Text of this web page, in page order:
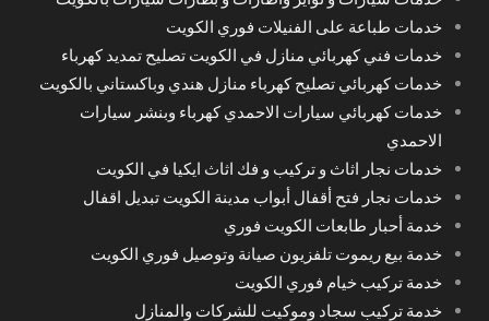
خدمات طباعة على الفنيلات فوري الكويت
خدمات فني كهربائي منازل في الكويت تصليح تمديد كهرباء
خدمات كهربائي تصليح كهرباء منازل هندي وباكستاني بالكويت
خدمات كهربائي سيارات الاحمدي كهرباء وبنشر سيارات
الاحمدي
خدمات نجار اثاث و تركيب و فك اثاث ايكيا في الكويت
خدمات نجار فتح أقفال أبواب مدينة الكويت تبديل اقفال
خدمة أحبار طابعات الكويت فوري
خدمة بيع ريموت تلفزيون صيانة وتوصيل فوري الكويت
خدمة تركيب خيام فوري الكويت
خدمة تركيب سجاد وموكيت للشركات والمنازل